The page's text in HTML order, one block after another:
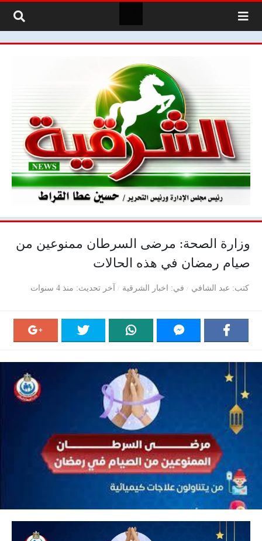
وزارة الصحة: مرضى السرطان ممنوعين من
صيام رمضان في هذه الحالات
كتب عبد الشافي في اخبار الشرقية آخر تحديث منذ 4 سنوات